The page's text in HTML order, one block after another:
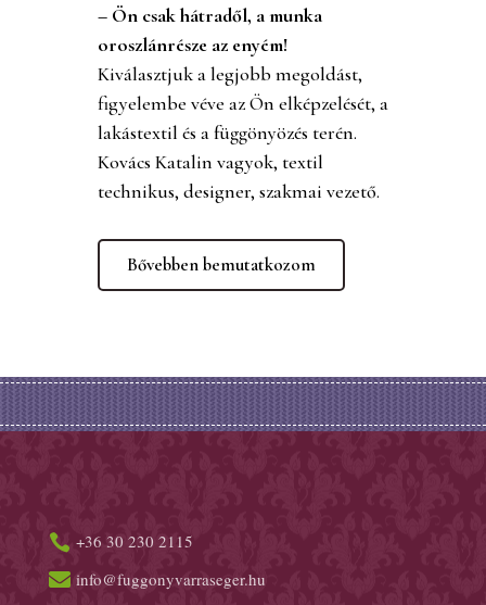
– Ön csak hátradől, a munka
oroszlánrésze az enyém!
Kiválasztjuk a legjobb megoldást,
figyelembe véve az Ön elképzelését, a
lakástextil és a függönyözés terén.
Kovács Katalin vagyok, textil
technikus, designer, szakmai vezető.
Bővebben bemutatkozom
 +36 30 230 2115
 info@fuggonyvarraseger.hu